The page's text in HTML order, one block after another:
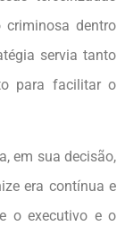
criminosa dentro
servia tanto
para facilitar o
em sua decisão,
era contínua e
o executivo e o